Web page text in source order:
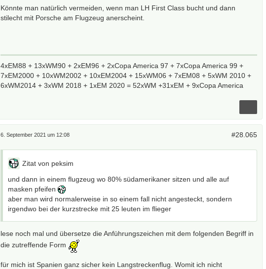
Könnte man natürlich vermeiden, wenn man LH First Class bucht und dann
stilecht mit Porsche am Flugzeug anerscheint.
4xEM88 + 13xWM90 + 2xEM96 + 2xCopa America 97 + 7xCopa America 99 +
7xEM2000 + 10xWM2002 + 10xEM2004 + 15xWM06 + 7xEM08 + 5xWM 2010 +
6xWM2014 + 3xWM 2018 + 1xEM 2020 = 52xWM +31xEM + 9xCopa America
6. September 2021 um 12:08 #28.065
Zitat von peksim
und dann in einem flugzeug wo 80% südamerikaner sitzen und alle auf
masken pfeifen
aber man wird normalerweise in so einem fall nicht angesteckt, sondern
irgendwo bei der kurzstrecke mit 25 leuten im flieger
lese noch mal und übersetze die Anführungszeichen mit dem folgenden Begriff in
die zutreffende Form
für mich ist Spanien ganz sicher kein Langstreckenflug. Womit ich nicht